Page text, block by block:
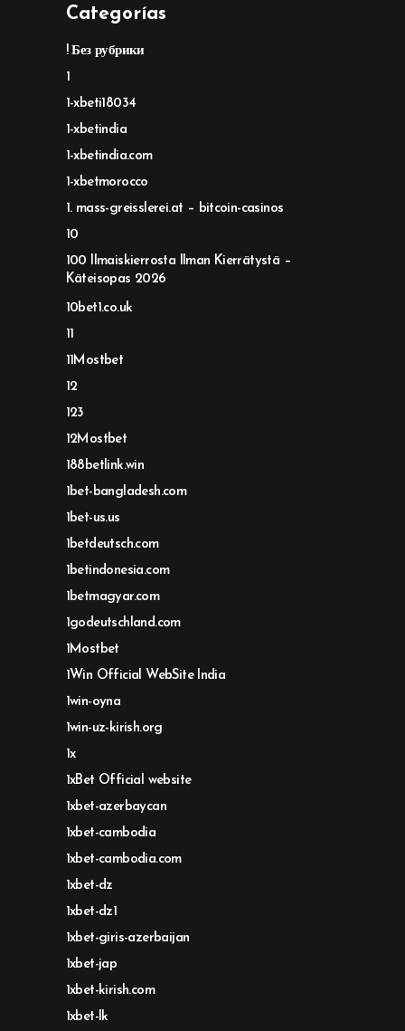
Categorías
! Без рубрики
1
1-xbeti18034
1-xbetindia
1-xbetindia.com
1-xbetmorocco
1. mass-greisslerei.at – bitcoin-casinos
10
100 Ilmaiskierrosta Ilman Kierrätystä –
Käteisopas 2026
10bet1.co.uk
11
11Mostbet
12
123
12Mostbet
188betlink.win
1bet-bangladesh.com
1bet-us.us
1betdeutsch.com
1betindonesia.com
1betmagyar.com
1godeutschland.com
1Mostbet
1Win Official WebSite India
1win-oyna
1win-uz-kirish.org
1x
1xBet Official website
1xbet-azerbaycan
1xbet-cambodia
1xbet-cambodia.com
1xbet-dz
1xbet-dz1
1xbet-giris-azerbaijan
1xbet-jap
1xbet-kirish.com
1xbet-lk